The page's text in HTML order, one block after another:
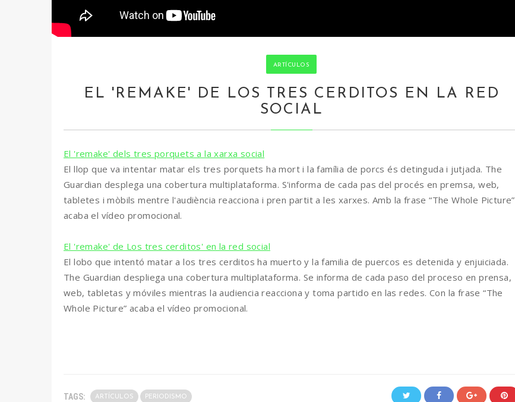
ARTÍCULOS
EL 'REMAKE' DE LOS TRES CERDITOS EN LA RED
SOCIAL
El 'remake' dels tres porquets a la xarxa social
El llop que va intentar matar els tres porquets ha mort i la família de porcs és detinguda i jutjada. The
Guardian desplega una cobertura multiplataforma. S'informa de cada pas del procés en premsa, web,
tabletes i mòbils mentre l'audiència reacciona i pren partit a les xarxes. Amb la frase “The Whole Picture”
acaba el vídeo promocional.
El 'remake' de Los tres cerditos' en la red social
El lobo que intentó matar a los tres cerditos ha muerto y la familia de puercos es detenida y enjuiciada.
The Guardian despliega una cobertura multiplataforma. Se informa de cada paso del proceso en prensa,
web, tabletas y móviles mientras la audiencia reacciona y toma partido en las redes. Con la frase “The
Whole Picture” acaba el vídeo promocional.
TAGS: ARTÍCULOS PERIODISMO